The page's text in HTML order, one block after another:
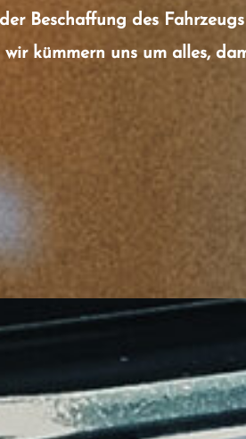
Beschaffung des
kümmern uns um alles,